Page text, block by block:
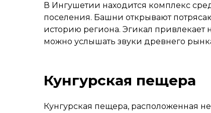
В Ингушетии находится комплекс
поселения. Башни открывают
историю региона. Эгикал привлекает
можно услышать звуки древнего
Кунгурская пещера
Кунгурская пещера, расположенная